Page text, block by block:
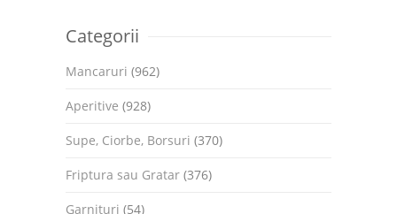
Categorii
Mancaruri (962)
Aperitive (928)
Supe, Ciorbe, Borsuri (370)
Friptura sau Gratar (376)
Garnituri (54)